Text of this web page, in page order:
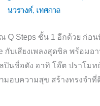
Q Steps ชั้น 1 อีกด้วย ก่อน
กับเสียงเพลงสุดชิล พร้อม
ปินชื่อดัง อาทิ โอ๊ต ปราโมท
อบความสุข สร้างทรงจำ